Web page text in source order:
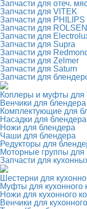
Запчасти для отеч.
Запчасти для VITEK
Запчасти для PHILIPS
Запчасти для ROLSEN
Запчасти для
Запчасти для Supra
Запчасти для
Запчасти для Zelmer
Запчасти для Saturn
Запчасти для
Коплеры и муфты для
Венчики для блендера
Комплектующие для
Насадки для блендера
Ножи для блендера
Чаши для блендера
Редукторы для
Моторные группы для
Запчасти для
Шестерни для
Муфты для кухонного
Ножи для кухонного
Венчики для